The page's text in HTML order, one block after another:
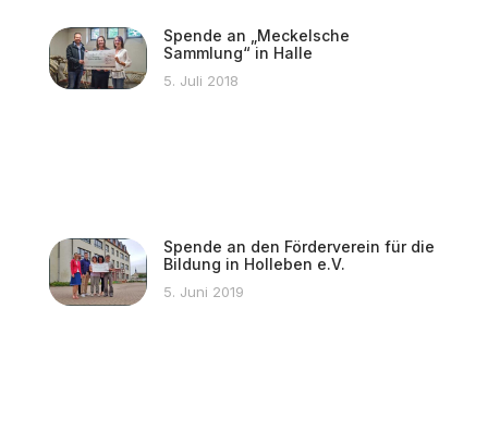
Spende an „Meckelsche
Sammlung“ in Halle
5. Juli 2018
Spende an den Förderverein für die
Bildung in Holleben e.V.
5. Juni 2019